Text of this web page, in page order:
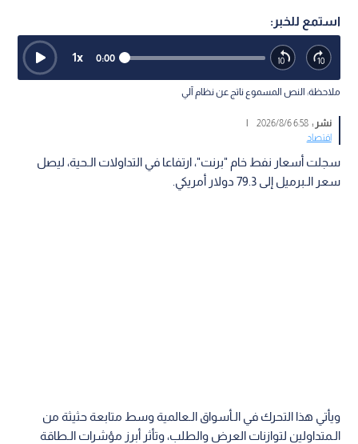
استمع للخبر:
0:00
1x
ملاحظة: النص المسموع ناتج عن نظام آلي
نشر :6:58 2026/8/6
اقتصاد
سجلت أسعار نفط خام "برنت"، ارتفاعا في التداولات الـحية، ليصل
سعر الـبرميل إلى 79.3 دولار أمريكي.
ويأتي هذا التحرك في الـأسواق الـعالمية وسط متابعة حثيثة من
الـمتداولين لتوازنات العرض والطلب، وتأثر أبرز مؤشرات الـطاقة